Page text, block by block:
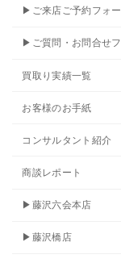
▶ご来店ご予約フォ
▶ご質問・お問合せ
買取り実績一覧
お客様のお手紙
コンサルタント紹介
商談レポート
▶藤沢六会本店
▶藤沢橋店